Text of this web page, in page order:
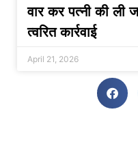
वार कर पत्नी की ली
त्वरित कार्रवाई
April 21, 2026